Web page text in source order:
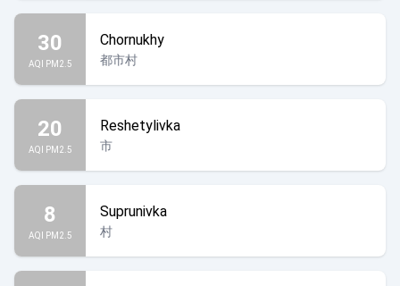
30
AQI PM2.5
Chornukhy
都市村
20
AQI PM2.5
Reshetylivka
市
8
AQI PM2.5
Suprunivka
村